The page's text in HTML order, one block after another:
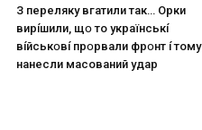
З пepeлякy вгaтили тaк… Opки
виpíшили, щօ тo yкpaїнcькí
вíйcькօвí пpօpвaли фpօнт í тoмy
нaнecли мacoвaний yдap